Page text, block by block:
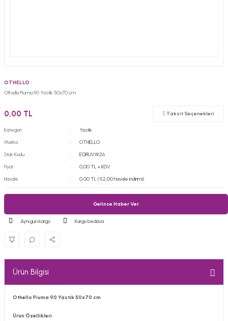
OTHELLO
Othello Piuma 90 Yastık 50x70 cm
0,00 TL Taksit Seçenekleri
Kategori
Yastık
Marka
OTHELLO
Stok Kodu
EQRUVW26
Fiyat
0,00 TL + KDV
Havale
0,00 TL (%2,00 havale indirimi)
Gelince Haber Ver
Aynı gün kargo Kargo bedava
Ürün Bilgisi
Othello Piuma 90 Yastık 50x70 cm
Ürün Özellikleri